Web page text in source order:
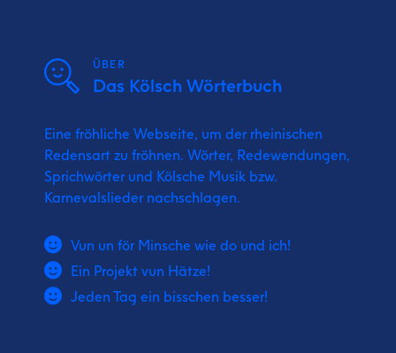
ÜBER
Das Kölsch Wörterbuch
Eine fröhliche Webseite, um der rheinischen
Redensart zu fröhnen. Wörter, Redewendungen,
Sprichwörter und Kölsche Musik bzw.
Karnevalslieder nachschlagen.
Vun un för Minsche wie do und ich!
Ein Projekt vun Hätze!
Jeden Tag ein bisschen besser!